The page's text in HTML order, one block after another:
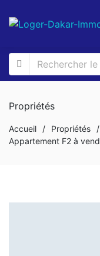
Propriétés
Accueil / Propriétés
/
Appartement F2 à